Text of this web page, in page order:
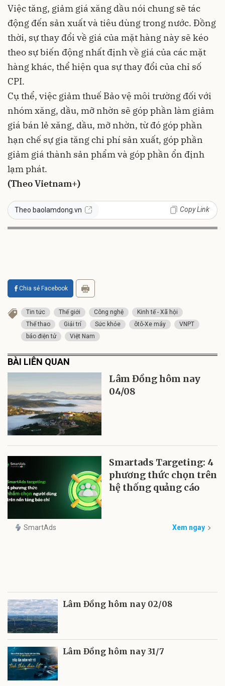
Việc tăng, giảm giá xăng dầu nói chung sẽ tác
động đến sản xuất và tiêu dùng trong nước. Đồng
thời, sự thay đổi về giá của mặt hàng này sẽ kéo
theo sự biến động nhất định về giá của các mặt
hàng khác, thể hiện qua sự thay đổi của chỉ số
CPI.
Cụ thể, việc giảm thuế Bảo vệ môi trường đối với
nhóm xăng, dầu, mỡ nhờn sẽ góp phần làm giảm
giá bán lẻ xăng, dầu, mỡ nhờn, từ đó góp phần
hạn chế sự gia tăng chi phí sản xuất, góp phần
giảm giá thành sản phẩm và góp phần ổn định
lạm phát.
(Theo Vietnam+)
Theo baolamdong.vn Copy Link
Chia sẻ Facebook
Tin tức Thế giới Công nghệ
Kinh tế - Xã hội
Thể thao
Giải trí Sức khỏe ôtô-Xe máy
VNPT
báo điện tử
Việt Nam
BÀI LIÊN QUAN
Lâm Đồng hôm nay
04/08
Smartads Targeting: 4
phương thức chọn trên
hệ thống quảng cáo
SmartAds Xem ngay
Lâm Đồng hôm nay 02/08
Lâm Đồng hôm nay 31/7